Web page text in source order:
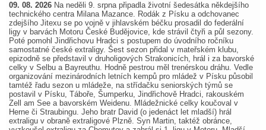
09. 08. 2026 Na neděli 9. srpna připadla životní šedesátka někdejšího
technického centra Milana Mazance. Rodák z Písku a odchovanec
zdejšího Jitexu se po vojně v jihlavském béčku prosadil do federální
ligy v barvách Motoru České Budějovice, kde strávil čtyři a půl sezony.
Poté pomohl Jindřichovu Hradci s postupem do úvodního ročníku
samostatné české extraligy. Šest sezon přidal v mateřském klubu,
epizodně se představil v druholigových Strakonicích, hrál i za bavorské
celky v Selbu a Bayreuthu. Hodně pestrou měl trenérskou dráhu. Vedle
organizování mezinárodních letních kempů pro mládež v Písku působil
tamtéž řadu sezon u mládeže, na střídačku seniorských týmů se
postavil v Písku, Táboře, Šumperku, Jindřichově Hradci, rakouském
Zell am See a bavorském Weidenu. Mládežnické celky koučoval v
Herne či Straubingu. Jeho bratr David (o jedenáct let mladší) hrál
extraligu v obraně extraligové Plzně. Syn Martin, taktéž obránce,